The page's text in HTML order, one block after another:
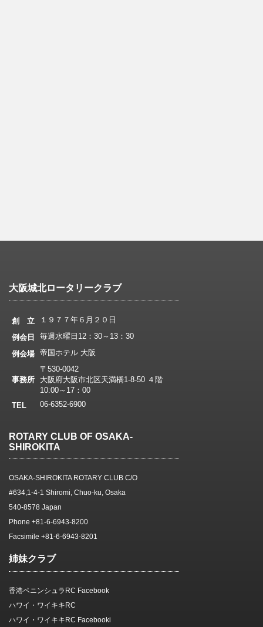
大阪城北ロータリークラブ
創 立
１９７７年６月２０日
例会日
毎週水曜日12：30～13：30
例会場 帝国ホテル 大阪
事務所
〒530-0042
大阪府大阪市北区天満橋1-8-50 ４階
10:00～17：00
TEL
06-6352-6900
ROTARY CLUB OF OSAKA-
SHIROKITA
OSAKA-SHIROKITA ROTARY CLUB C/O
#634,1-4-1 Shiromi, Chuo-ku, Osaka
540-8578 Japan
Phone +81-6-6943-8200
Facsimile +81-6-6943-8201
姉妹クラブ
香港ペニンシュラRC Facebook
ハワイ・ワイキキRC
ハワイ・ワイキキRC Facebooki